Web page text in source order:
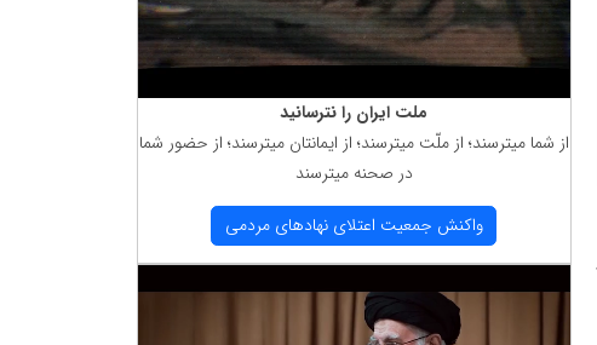
ملت ایران را نترسانید
از شما میترسند؛ از ملّت میترسند؛ از ایمانتان میترسند؛ از حضور شما
در صحنه میترسند
واكنش جمعیت اعتلای نهادهای مردمی